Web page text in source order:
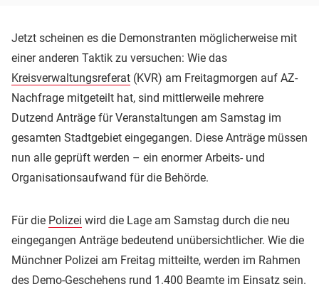
Jetzt scheinen es die Demonstranten möglicherweise mit
einer anderen Taktik zu versuchen: Wie das
Kreisverwaltungsreferat (KVR) am Freitagmorgen auf AZ-
Nachfrage mitgeteilt hat, sind mittlerweile mehrere
Dutzend Anträge für Veranstaltungen am Samstag im
gesamten Stadtgebiet eingegangen. Diese Anträge müssen
nun alle geprüft werden – ein enormer Arbeits- und
Organisationsaufwand für die Behörde.
Für die Polizei wird die Lage am Samstag durch die neu
eingegangen Anträge bedeutend unübersichtlicher. Wie die
Münchner Polizei am Freitag mitteilte, werden im Rahmen
des Demo-Geschehens rund 1.400 Beamte im Einsatz sein.